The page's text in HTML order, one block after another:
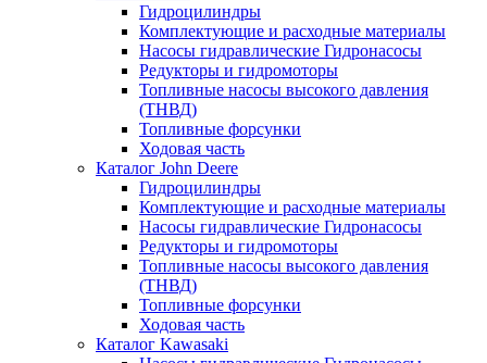
Гидроцилиндры
Комплектующие и расходные материалы
Насосы гидравлические Гидронасосы
Редукторы и гидромоторы
Топливные насосы высокого давления
(ТНВД)
Топливные форсунки
Ходовая часть
Каталог John Deere
Гидроцилиндры
Комплектующие и расходные материалы
Насосы гидравлические Гидронасосы
Редукторы и гидромоторы
Топливные насосы высокого давления
(ТНВД)
Топливные форсунки
Ходовая часть
Каталог Kawasaki